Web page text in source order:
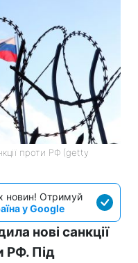
проти РФ (getty
новин! Отримуй
у Google
нові санкції
РФ. Під